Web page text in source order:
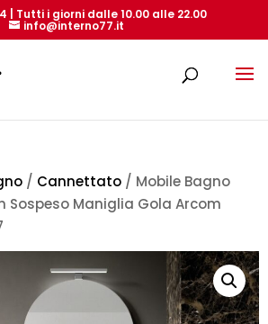
| Tutti i giorni dalle 10.00 alle 22.00
info@interno77.it
/ Cannettato / Mobile Bagno
Maniglia Gola Arcom